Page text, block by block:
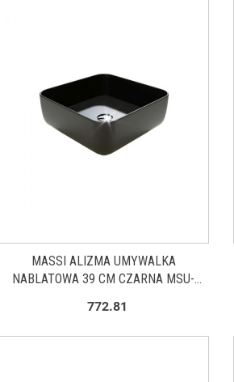
MASSI ALIZMA UMYWALKA
NABLATOWA 39 CM CZARNA MSU-
772.81